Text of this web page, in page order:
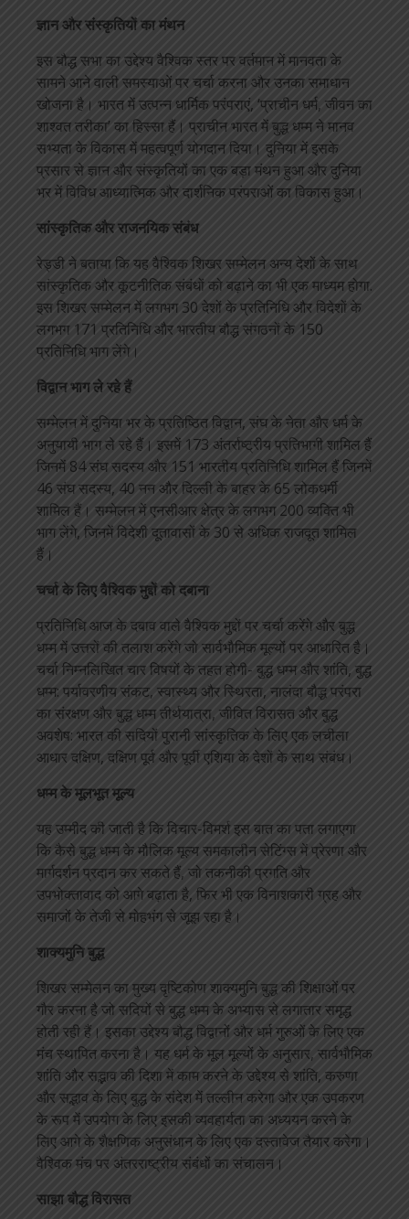
ज्ञान और संस्कृतियों का मंथन
इस बौद्ध सभा का उद्देश्य वैश्विक स्तर पर वर्तमान में मानवता के
सामने आने वाली समस्याओं पर चर्चा करना और उनका समाधान
खोजना है। भारत में उत्पन्न धार्मिक परंपराएं, ‘प्राचीन धर्म, जीवन का
शाश्वत तरीका’ का हिस्सा हैं। प्राचीन भारत में बुद्ध धम्म ने मानव
सभ्यता के विकास में महत्वपूर्ण योगदान दिया। दुनिया में इसके
प्रसार से ज्ञान और संस्कृतियों का एक बड़ा मंथन हुआ और दुनिया
भर में विविध आध्यात्मिक और दार्शनिक परंपराओं का विकास हुआ।
सांस्कृतिक और राजनयिक संबंध
रेड्डी ने बताया कि यह वैश्विक शिखर सम्मेलन अन्य देशों के साथ
सांस्कृतिक और कूटनीतिक संबंधों को बढ़ाने का भी एक माध्यम होगा.
इस शिखर सम्मेलन में लगभग 30 देशों के प्रतिनिधि और विदेशों के
लगभग 171 प्रतिनिधि और भारतीय बौद्ध संगठनों के 150
प्रतिनिधि भाग लेंगे।
विद्वान भाग ले रहे हैं
सम्मेलन में दुनिया भर के प्रतिष्ठित विद्वान, संघ के नेता और धर्म के
अनुयायी भाग ले रहे हैं। इसमें 173 अंतर्राष्ट्रीय प्रतिभागी शामिल हैं
जिनमें 84 संघ सदस्य और 151 भारतीय प्रतिनिधि शामिल हैं जिनमें
46 संघ सदस्य, 40 नन और दिल्ली के बाहर के 65 लोकधर्मी
शामिल हैं। सम्मेलन में एनसीआर क्षेत्र के लगभग 200 व्यक्ति भी
भाग लेंगे, जिनमें विदेशी दूतावासों के 30 से अधिक राजदूत शामिल
हैं।
चर्चा के लिए वैश्विक मुद्दों को दबाना
प्रतिनिधि आज के दबाव वाले वैश्विक मुद्दों पर चर्चा करेंगे और बुद्ध
धम्म में उत्तरों की तलाश करेंगे जो सार्वभौमिक मूल्यों पर आधारित है।
चर्चा निम्नलिखित चार विषयों के तहत होगी- बुद्ध धम्म और शांति, बुद्ध
धम्म: पर्यावरणीय संकट, स्वास्थ्य और स्थिरता, नालंदा बौद्ध परंपरा
का संरक्षण और बुद्ध धम्म तीर्थयात्रा, जीवित विरासत और बुद्ध
अवशेष: भारत की सदियों पुरानी सांस्कृतिक के लिए एक लचीला
आधार दक्षिण, दक्षिण पूर्व और पूर्वी एशिया के देशों के साथ संबंध।
धम्म के मूलभूत मूल्य
यह उम्मीद की जाती है कि विचार-विमर्श इस बात का पता लगाएगा
कि कैसे बुद्ध धम्म के मौलिक मूल्य समकालीन सेटिंग्स में प्रेरणा और
मार्गदर्शन प्रदान कर सकते हैं, जो तकनीकी प्रगति और
उपभोक्तावाद को आगे बढ़ाता है, फिर भी एक विनाशकारी ग्रह और
समाजों के तेजी से मोहभंग से जूझ रहा है।
शाक्यमुनि बुद्ध
शिखर सम्मेलन का मुख्य दृष्टिकोण शाक्यमुनि बुद्ध की शिक्षाओं पर
गौर करना है जो सदियों से बुद्ध धम्म के अभ्यास से लगातार समृद्ध
होती रही हैं। इसका उद्देश्य बौद्ध विद्वानों और धर्म गुरुओं के लिए एक
मंच स्थापित करना है। यह धर्म के मूल मूल्यों के अनुसार, सार्वभौमिक
शांति और सद्भाव की दिशा में काम करने के उद्देश्य से शांति, करुणा
और सद्भाव के लिए बुद्ध के संदेश में तल्लीन करेगा और एक उपकरण
के रूप में उपयोग के लिए इसकी व्यवहार्यता का अध्ययन करने के
लिए आगे के शैक्षणिक अनुसंधान के लिए एक दस्तावेज तैयार करेगा।
वैश्विक मंच पर अंतरराष्ट्रीय संबंधों का संचालन।
साझा बौद्ध विरासत